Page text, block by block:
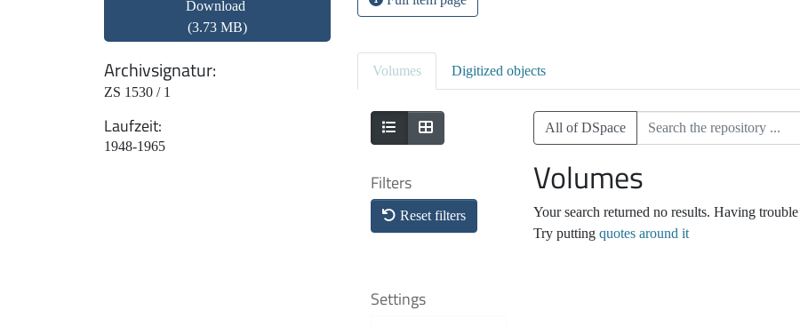
Download
(3.73 MB)
Archivsignatur
ZS 1530 / 1
Laufzeit
1948-1965
Volumes Digitized objects
Filters
Reset filters
Settings
All of DSpace
Volumes
Your search returned no results. Having
Try putting quotes around it